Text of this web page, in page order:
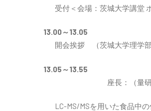
受付＜会場：茨城大学講堂
13.00～13.05
開会挨拶 （茨城大学理
13.05～13.55
座長：（量研機構
LC-MS/MSを用いた食品